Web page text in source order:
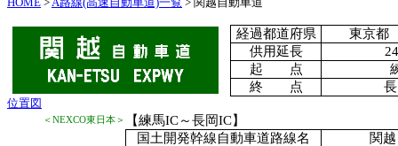
経過都道府県
東京
供用延長
起 点
終 点
位置図
＜NEXCO東日本＞
【練馬IC～長岡IC】
国土開発幹線自動車道路線名
関